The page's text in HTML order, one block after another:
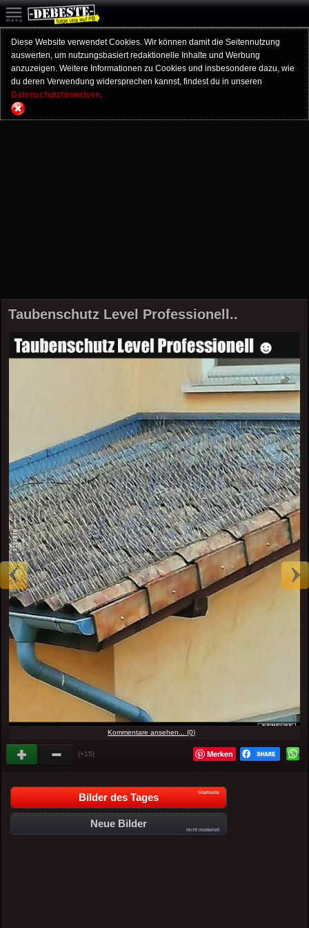
Diese Website verwendet Cookies. Wir können damit die Seitennutzung
auswerten, um nutzungsbasiert redaktionelle Inhalte und Werbung
anzuzeigen. Weitere Informationen zu Cookies und insbesondere dazu, wie
du deren Verwendung widersprechen kannst, findest du in unseren
Datenschutzhinweisen.
Taubenschutz Level Professionell..
Kommentare ansehen... (0)
(+15) Merken
Bilder des Tages Startseite
Neue Bilder
nicht moderiert